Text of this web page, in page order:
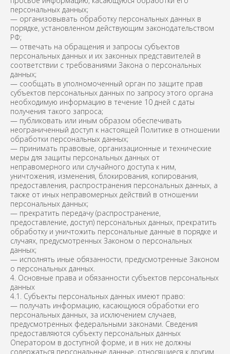
персональных данных;
— организовывать обработку персональных данных в
порядке, установленном действующим законодательством
РФ;
— отвечать на обращения и запросы субъектов
персональных данных и их законных представителей в
соответствии с требованиями Закона о персональных
данных;
— сообщать в уполномоченный орган по защите прав
субъектов персональных данных по запросу этого органа
необходимую информацию в течение 10 дней с даты
получения такого запроса;
— публиковать или иным образом обеспечивать
неограниченный доступ к настоящей Политике в отношении
обработки персональных данных;
— принимать правовые, организационные и технические
меры для защиты персональных данных от
неправомерного или случайного доступа к ним,
уничтожения, изменения, блокирования, копирования,
предоставления, распространения персональных данных, а
также от иных неправомерных действий в отношении
персональных данных;
— прекратить передачу (распространение,
предоставление, доступ) персональных данных, прекратить
обработку и уничтожить персональные данные в порядке и
случаях, предусмотренных Законом о персональных
данных;
— исполнять иные обязанности, предусмотренные Законом
о персональных данных.
4. Основные права и обязанности субъектов персональных
данных
4.1. Субъекты персональных данных имеют право:
— получать информацию, касающуюся обработки его
персональных данных, за исключением случаев,
предусмотренных федеральными законами. Сведения
предоставляются субъекту персональных данных
Оператором в доступной форме, и в них не должны
содержаться персональные данные, относящиеся к другим